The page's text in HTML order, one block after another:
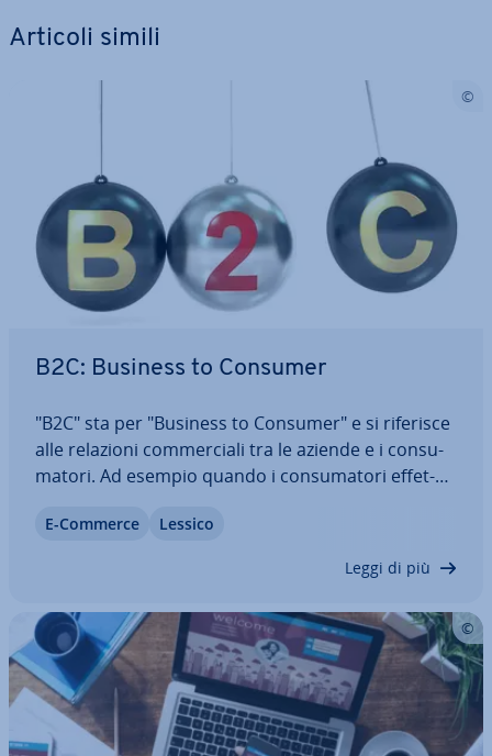
Articoli simili
B2C: Business to Consumer
"B2C" sta per "Business to Consumer" e si riferisce
alle relazioni com­mer­cia­li tra le aziende e i con­su­
ma­to­ri. Ad esempio quando i con­su­ma­to­ri ef­fet­
un rapporto d'affari con la ri­spet­ti­va impresa.
E-Commerce Lessico
Leggi di più